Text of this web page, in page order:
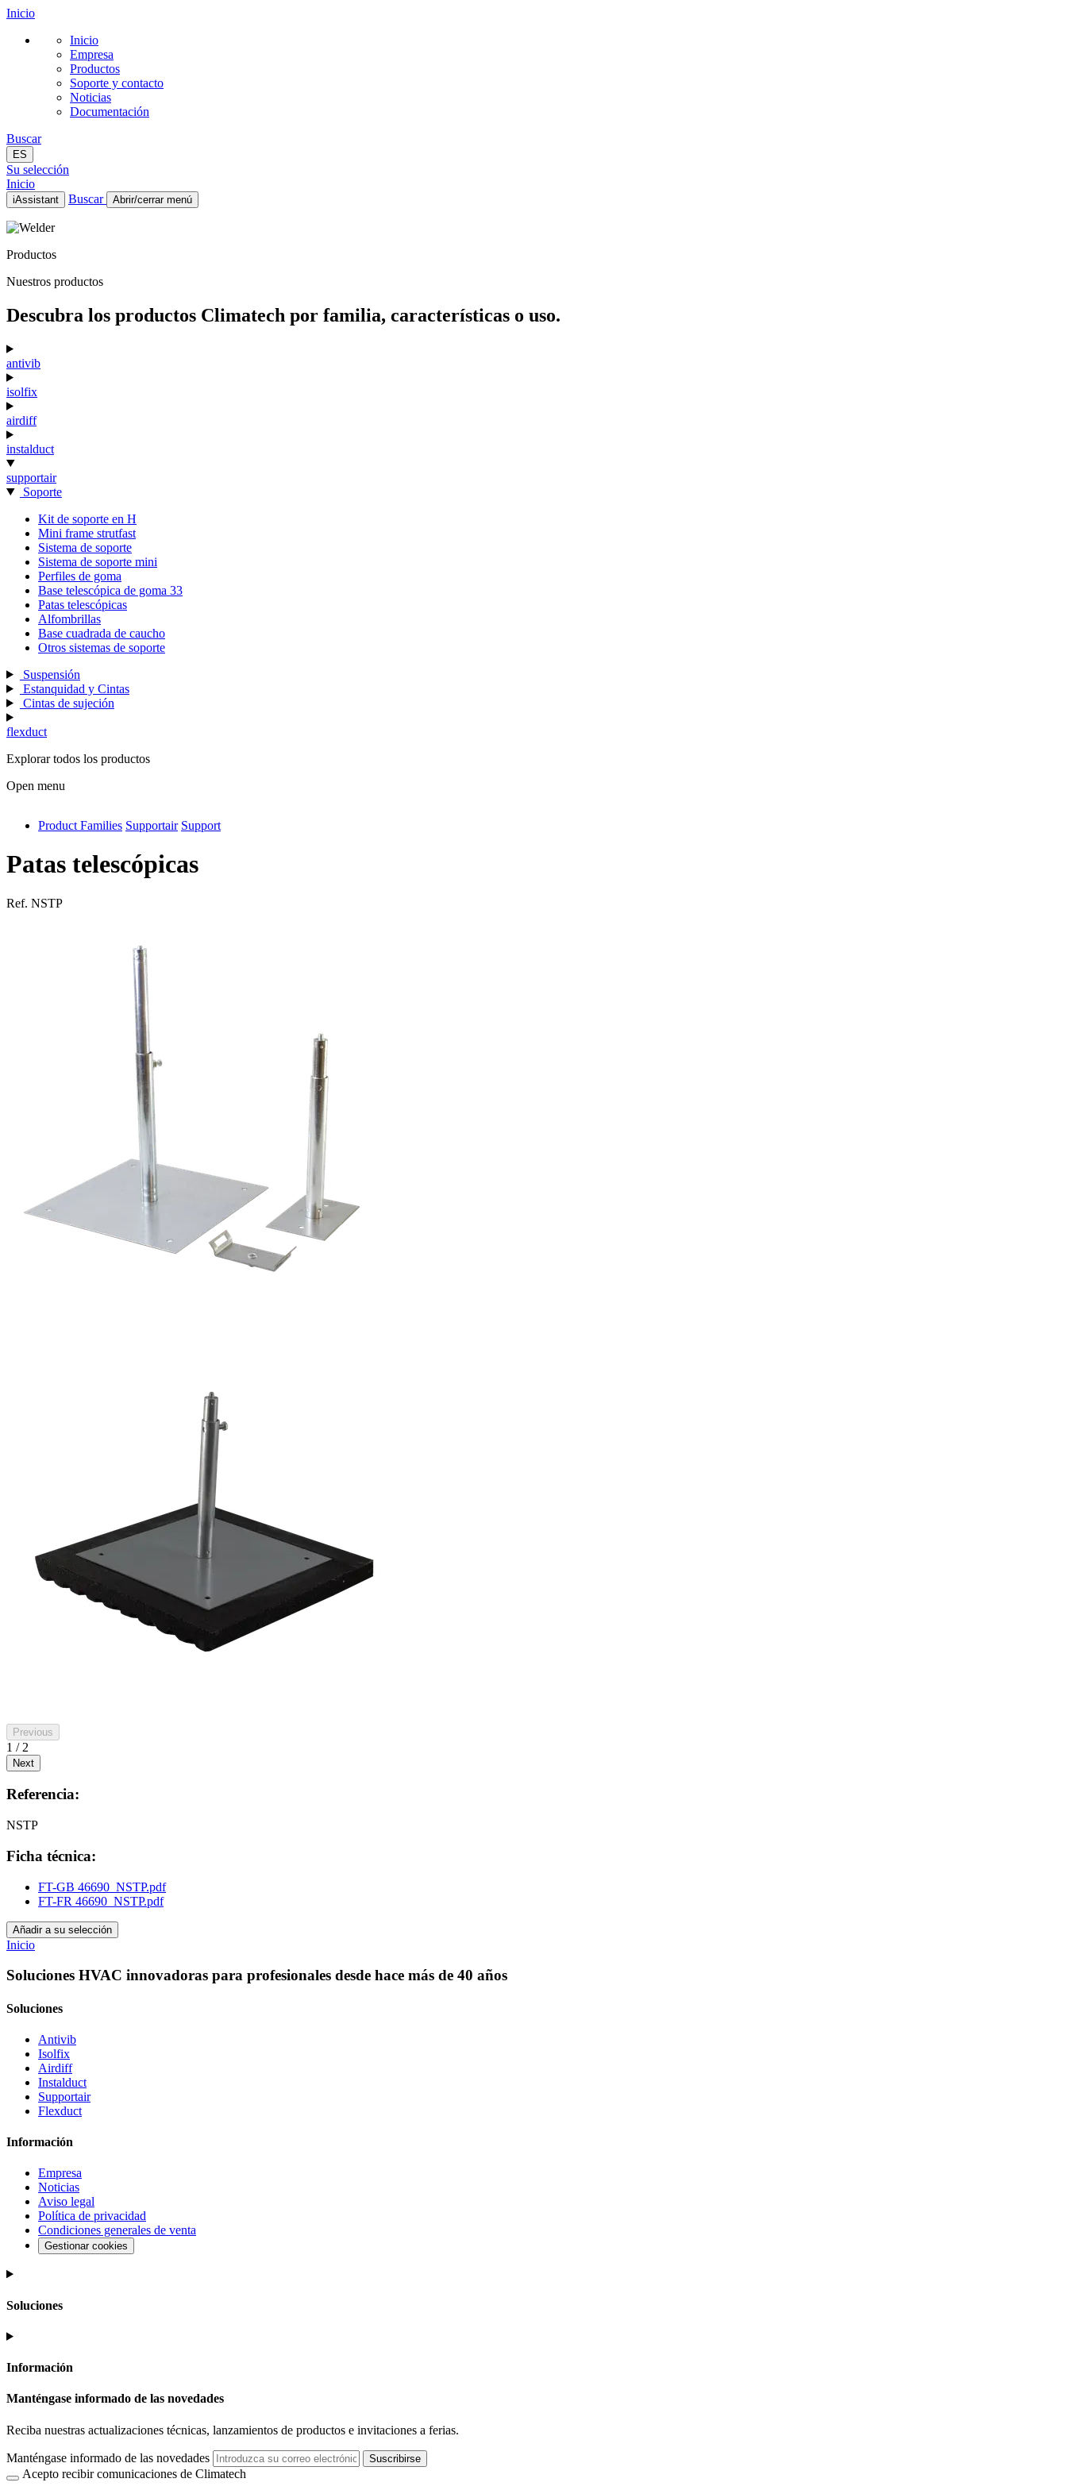
Inicio
Inicio
Empresa
Productos
Soporte y contacto
Noticias
Documentación
Buscar
ES
Su selección
Inicio
iAssistant Buscar Abrir/cerrar menú
Inicio
Productos
Noticias
ES
Productos
Nuestros productos
Descubra los productos Climatech por familia, características o uso.
antivib
isolfix
airdiff
instalduct
supportair
Soporte
Kit de soporte en H
Mini frame strutfast
Sistema de soporte
Sistema de soporte mini
Perfiles de goma
Base telescópica de goma 33
Patas telescópicas
Alfombrillas
Base cuadrada de caucho
Otros sistemas de soporte
Suspensión
Estanquidad y Cintas
Cintas de sujeción
flexduct
Explorar todos los productos
Open menu
antivib
isolfix
Product Families Supportair Support
Patas telescópicas
Ref. NSTP
Previous
1 / 2
Next
Referencia:
NSTP
Ficha técnica:
FT-GB 46690_NSTP.pdf
FT-FR 46690_NSTP.pdf
Añadir a su selección
Inicio
Soluciones HVAC innovadoras para profesionales desde hace más de 40 años
Soluciones
Antivib
Isolfix
Airdiff
Instalduct
Supportair
Flexduct
Información
Empresa
Noticias
Aviso legal
Política de privacidad
Condiciones generales de venta
Gestionar cookies
Soluciones
Información
Manténgase informado de las novedades
Reciba nuestras actualizaciones técnicas, lanzamientos de productos e invitaciones a ferias.
Manténgase informado de las novedades Suscribirse
Acepto recibir comunicaciones de Climatech